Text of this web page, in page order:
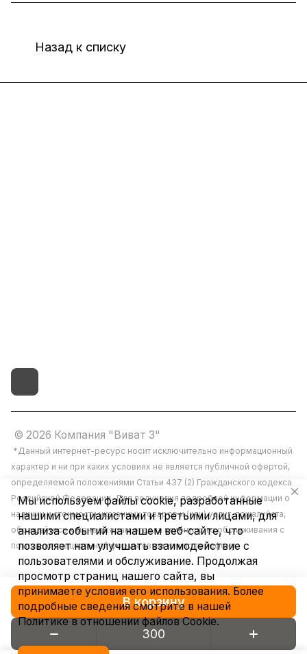
В корзину
Назад к списку
© 2026 Компания "Виват 3"
*Данный интернет-ресурс носит исключительно информационный
характер и ни при каких условиях не является публичной офертой,
определяемой положениями Статьи 437 (2) Гражданского кодекса
Российской Федерации. Для получения подробной информации о
наличии и стоимости указанных товаров и (или) услуг, пожалуйста,
обращайтесь к менеджерам отдела клиентского обслуживания с
помощью специальной формы связи или по телефону.
Конфиденциальность
Мы используем файлы cookie, разработанные
нашими специалистами и третьими лицами, для
анализа событий на нашем веб-сайте, что
позволяет нам улучшать взаимодействие с
пользователями и обслуживание. Продолжая
просмотр страниц нашего сайта, вы
принимаете условия его использования. Более
подробные сведения смотрите в нашей
Политике в отношении файлов Cookie.